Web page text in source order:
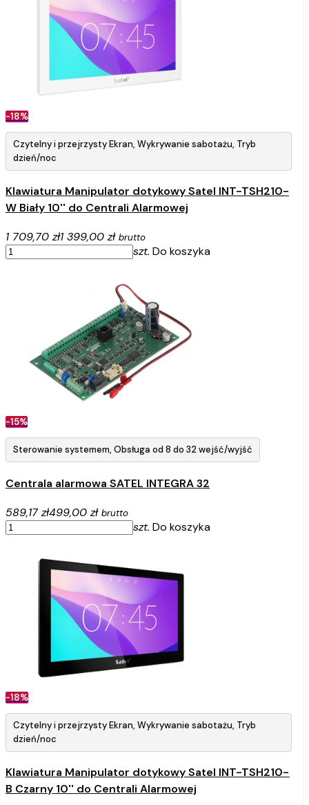
-18%
Czytelny i przejrzysty Ekran, Wykrywanie sabotażu, Tryb
dzień/noc
Klawiatura Manipulator dotykowy Satel INT-TSH210-
W Biały 10'' do Centrali Alarmowej
1 709,70 zł1 399,00 zł brutto
szt. Do koszyka
-15%
Sterowanie systemem, Obsługa od 8 do 32 wejść/wyjść
Centrala alarmowa SATEL INTEGRA 32
589,17 zł499,00 zł brutto
szt. Do koszyka
-18%
Czytelny i przejrzysty Ekran, Wykrywanie sabotażu, Tryb
dzień/noc
Klawiatura Manipulator dotykowy Satel INT-TSH210-
B Czarny 10'' do Centrali Alarmowej